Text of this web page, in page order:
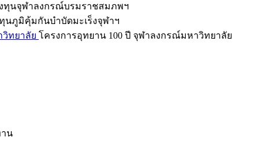
ทุนจุฬาลงกรณ์บรมราชสมภพฯ
นภูมิคุ้มกันบำบัดมะเร็งจุฬาฯ
ทยาลัย โครงการอุทยาน 100 ปี จุฬาลงกรณ์มหาวิทยาลัย
าน